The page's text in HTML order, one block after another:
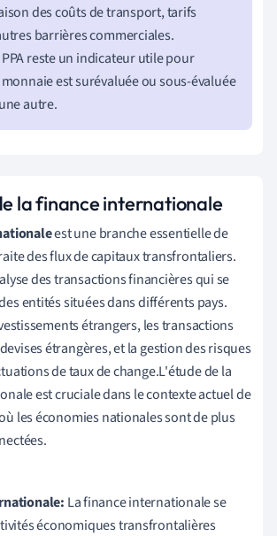
des coûts de transport, tarifs
barrières commerciales.
reste un indicateur utile pour
est surévaluée ou sous-évaluée
autre.
la finance internationale
est une branche essentielle de
des flux de capitaux transfrontaliers.
des transactions financières qui se
entités situées dans différents pays.
étrangers, les transactions
étrangères, et la gestion des risques
de taux de change.L'étude de la
est cruciale dans le contexte actuel de
les économies nationales sont de plus
La finance internationale se
économiques transfrontalières